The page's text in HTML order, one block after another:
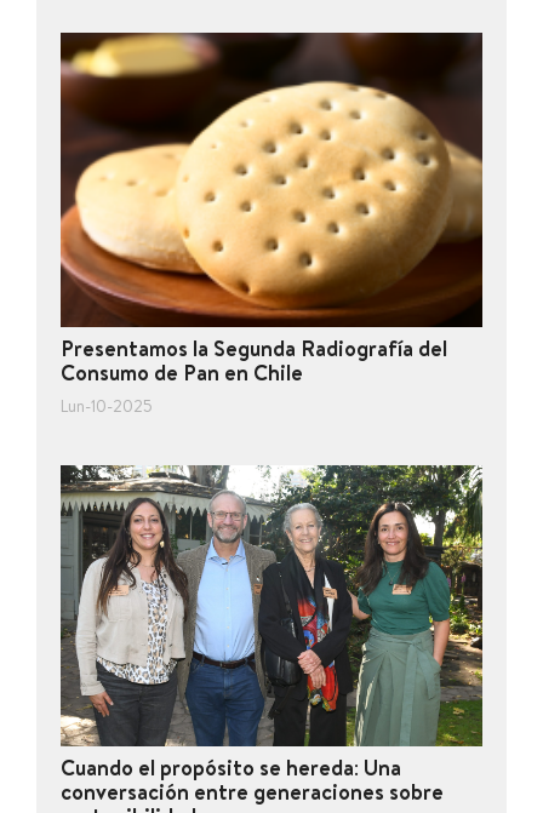
Presentamos la Segunda Radiografía del
Consumo de Pan en Chile
Lun-10-2025
Cuando el propósito se hereda: Una
conversación entre generaciones sobre